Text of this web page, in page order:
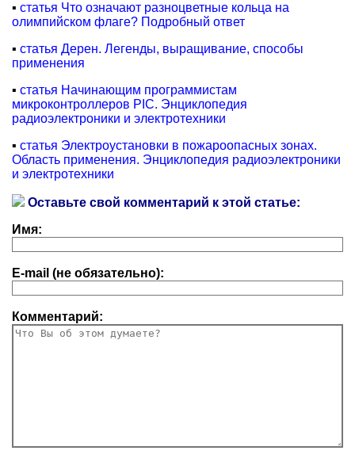
▪ статья Что означают разноцветные кольца на
олимпийском флаге? Подробный ответ
▪ статья Дерен. Легенды, выращивание, способы
применения
▪ статья Начинающим программистам
микроконтроллеров PIC. Энциклопедия
радиоэлектроники и электротехники
▪ статья Электроустановки в пожароопасных зонах.
Область применения. Энциклопедия радиоэлектроники
и электротехники
Оставьте свой комментарий к этой статье:
Имя:
E-mail (не обязательно):
Комментарий: